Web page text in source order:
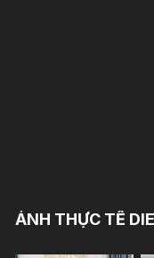
ẢNH THỰC TẾ